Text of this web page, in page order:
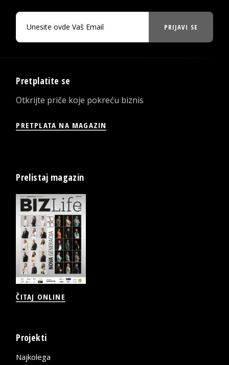
PRIJAVI SE
Pretplatite se
Otkrijte priče koje pokreću biznis
PRETPLATA NA MAGAZIN
Prelistaj magazin
ČITAJ ONLINE
Projekti
Najkolega